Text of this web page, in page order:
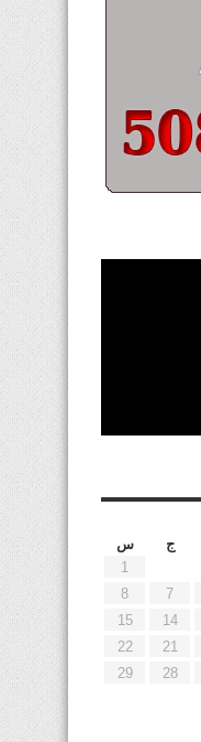
ج
س
1
7
8
14
15
21
22
28
29